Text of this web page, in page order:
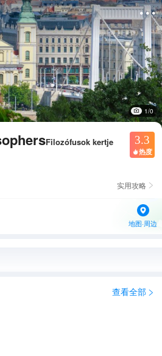

1/0
Filozófusok kertje 3.3
 热度
实用攻略 
地图·周边
查看全部 